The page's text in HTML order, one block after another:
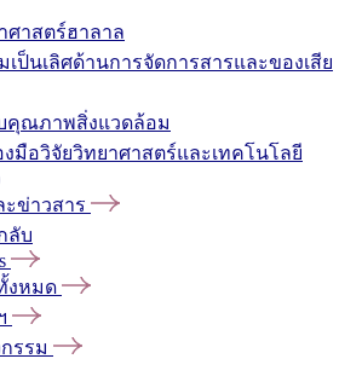
ศาสตร์ฮาลาล
เป็นเลิศด้านการจัดการสารและของเสีย
คุณภาพสิ่งแวดล้อม
งมือวิจัยวิทยาศาสตร์และเทคโนโลยี
ข่าวสาร
ลับ
งหมด
รรม